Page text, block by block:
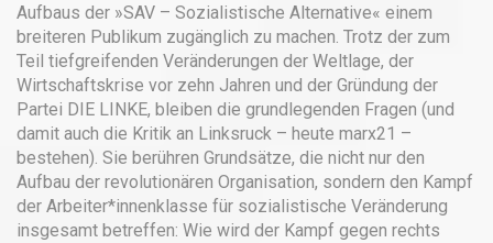
Aufbaus der »SAV – Sozialistische Alternative« einem
breiteren Publikum zugänglich zu machen. Trotz der zum
Teil tiefgreifenden Veränderungen der Weltlage, der
Wirtschaftskrise vor zehn Jahren und der Gründung der
Partei DIE LINKE, bleiben die grundlegenden Fragen (und
damit auch die Kritik an Linksruck – heute marx21 –
bestehen). Sie berühren Grundsätze, die nicht nur den
Aufbau der revolutionären Organisation, sondern den Kampf
der Arbeiter*innenklasse für sozialistische Veränderung
insgesamt betreffen: Wie wird der Kampf gegen rechts